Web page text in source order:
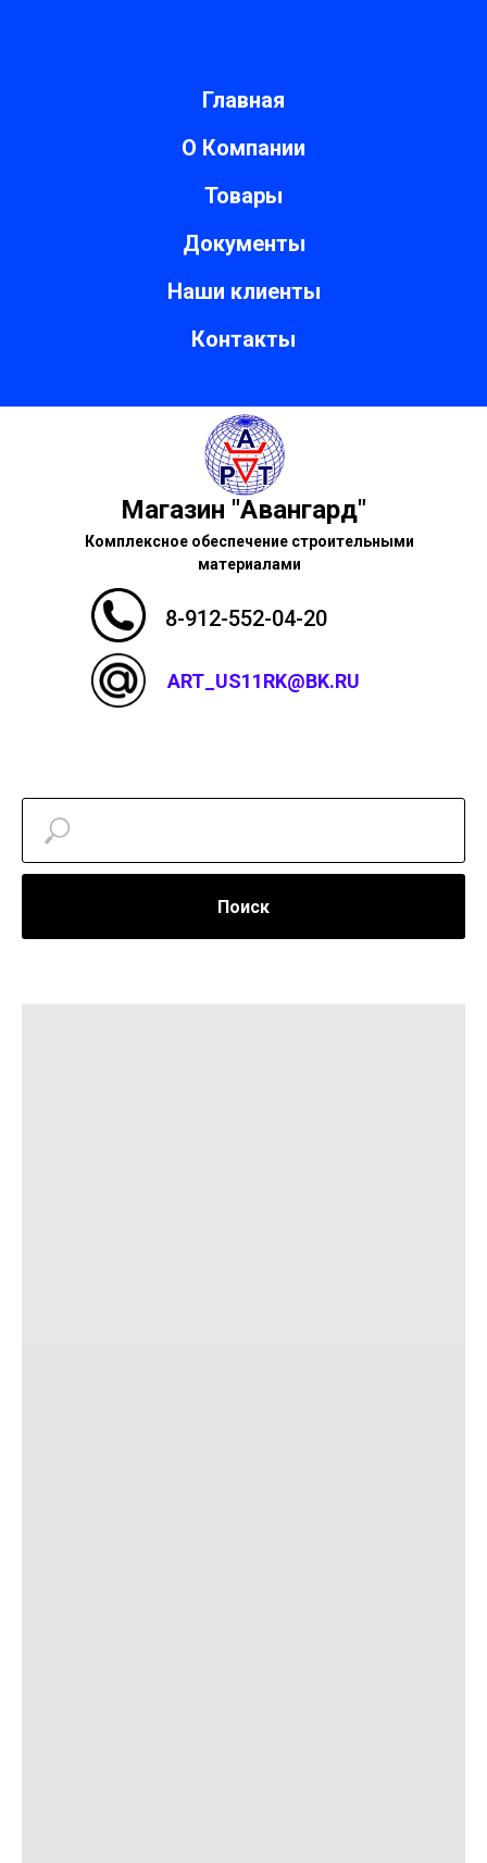
Главная
О Компании
Товары
Документы
Наши клиенты
Контакты
Комплексное обеспечение строительными
материалами
ART_US11RK@BK.RU
8-912-552-04-20
Магазин "Авангард"
Поиск